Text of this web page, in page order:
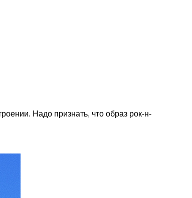
Надо признать, что образ рок-н-